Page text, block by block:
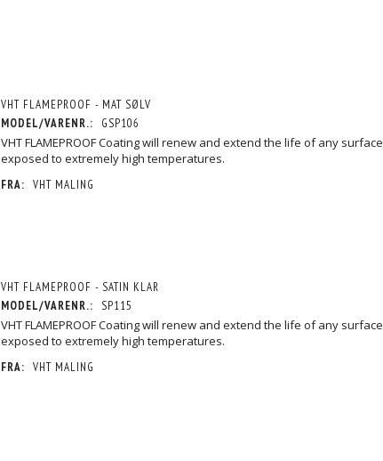
VHT FLAMEPROOF - MAT SØLV
MODEL/VARENR.:
GSP106
VHT FLAMEPROOF Coating will renew and extend the life of any surface
exposed to extremely high temperatures.
FRA: VHT MALING
VHT FLAMEPROOF - SATIN KLAR
MODEL/VARENR.:
SP115
VHT FLAMEPROOF Coating will renew and extend the life of any surface
exposed to extremely high temperatures.
FRA: VHT MALING